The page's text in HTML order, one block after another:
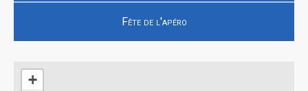
Fête de l'apéro
+